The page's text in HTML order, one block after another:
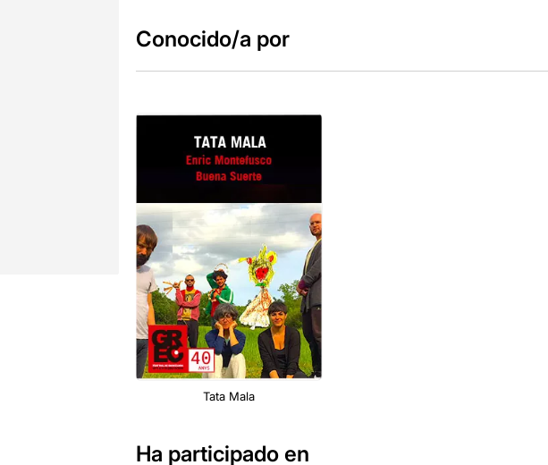
Conocido/a por
Tata Mala
Ha participado en